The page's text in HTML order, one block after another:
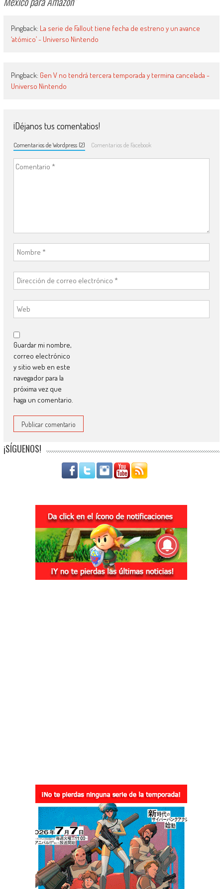
Pingback: La serie de Fallout tiene fecha de estreno y un avance
‘atómico’ - Universo Nintendo
Pingback: Gen V no tendrá tercera temporada y termina cancelada -
Universo Nintendo
¡Déjanos tus comentatios!
Comentarios de Wordpress (2) Comentarios de Facebook
Guardar mi nombre,
correo electrónico
y sitio web en este
navegador para la
próxima vez que
haga un comentario.
¡SÍGUENOS!